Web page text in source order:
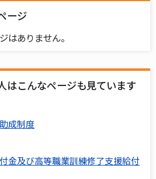
ージ
はありません。
はこんなページも見ています
成制度
金及び高等職業訓練修了支援給付